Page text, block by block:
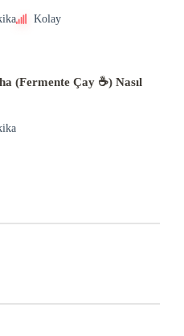
Kolay
(Fermente Çay ☕) Nasıl